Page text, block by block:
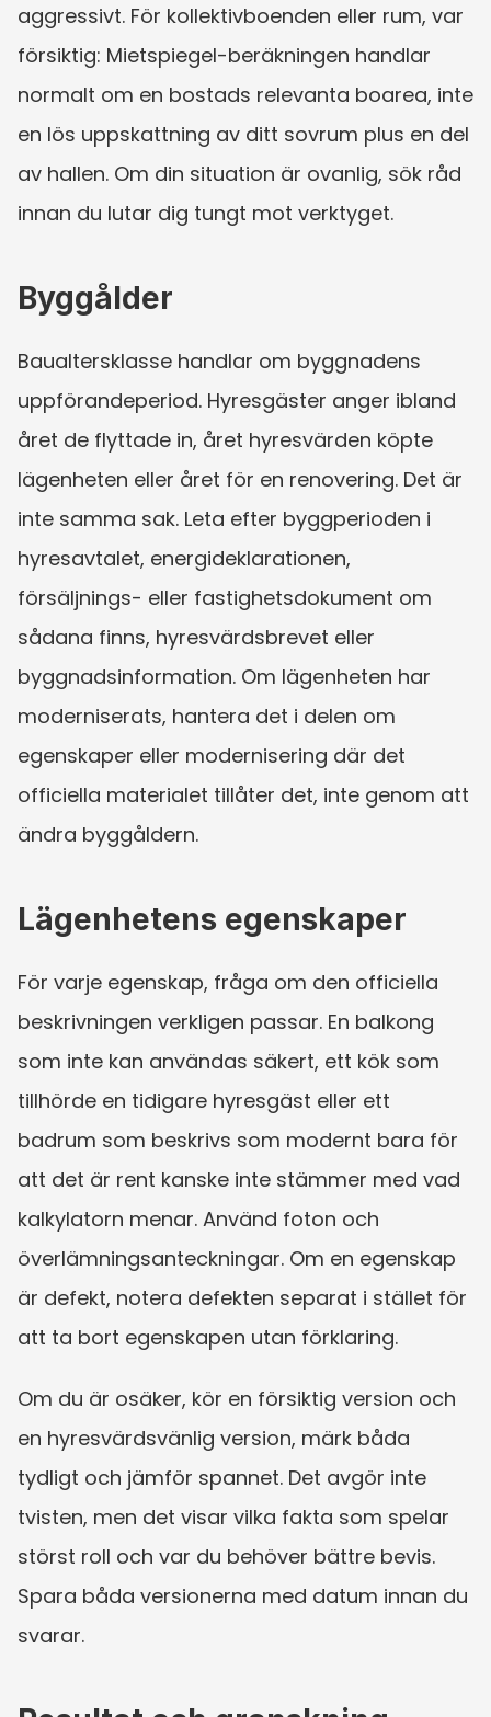
aggressivt. För kollektivboenden eller rum, var
försiktig: Mietspiegel-beräkningen handlar
normalt om en bostads relevanta boarea, inte
en lös uppskattning av ditt sovrum plus en del
av hallen. Om din situation är ovanlig, sök råd
innan du lutar dig tungt mot verktyget.
Byggålder
Baualtersklasse handlar om byggnadens
uppförandeperiod. Hyresgäster anger ibland
året de flyttade in, året hyresvärden köpte
lägenheten eller året för en renovering. Det är
inte samma sak. Leta efter byggperioden i
hyresavtalet, energideklarationen,
försäljnings- eller fastighetsdokument om
sådana finns, hyresvärdsbrevet eller
byggnadsinformation. Om lägenheten har
moderniserats, hantera det i delen om
egenskaper eller modernisering där det
officiella materialet tillåter det, inte genom att
ändra byggåldern.
Lägenhetens egenskaper
För varje egenskap, fråga om den officiella
beskrivningen verkligen passar. En balkong
som inte kan användas säkert, ett kök som
tillhörde en tidigare hyresgäst eller ett
badrum som beskrivs som modernt bara för
att det är rent kanske inte stämmer med vad
kalkylatorn menar. Använd foton och
överlämningsanteckningar. Om en egenskap
är defekt, notera defekten separat i stället för
att ta bort egenskapen utan förklaring.
Om du är osäker, kör en försiktig version och
en hyresvärdsvänlig version, märk båda
tydligt och jämför spannet. Det avgör inte
tvisten, men det visar vilka fakta som spelar
störst roll och var du behöver bättre bevis.
Spara båda versionerna med datum innan du
svarar.